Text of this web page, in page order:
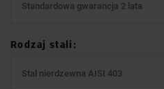
Standardowa gwarancja 2 lata
Rodzaj stali:
Stal nierdzewna AISI 403